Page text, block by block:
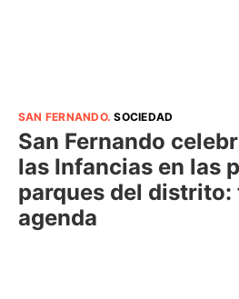
SAN FERNANDO.SOCIEDAD
San Fernando
las Infancias en las
parques del distrito:
agenda